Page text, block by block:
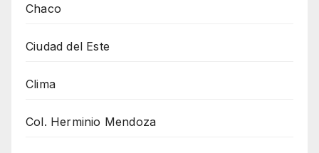
Chaco
Ciudad del Este
Clima
Col. Herminio Mendoza